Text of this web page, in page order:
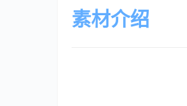
素材介绍